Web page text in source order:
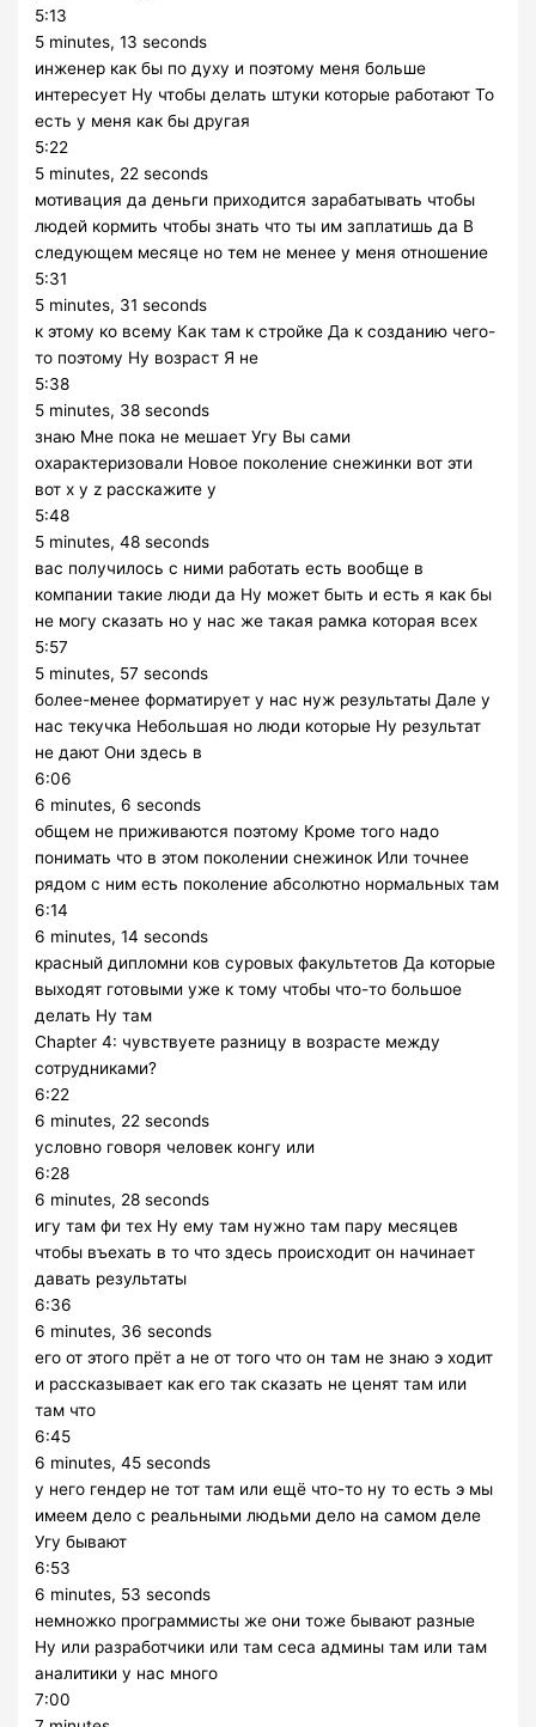
5:13
5 minutes, 13 seconds
инженер как бы по духу и поэтому меня больше
интересует Ну чтобы делать штуки которые работают То
есть у меня как бы другая
5:22
5 minutes, 22 seconds
мотивация да деньги приходится зарабатывать чтобы
людей кормить чтобы знать что ты им заплатишь да В
следующем месяце но тем не менее у меня отношение
5:31
5 minutes, 31 seconds
к этому ко всему Как там к стройке Да к созданию чего-
то поэтому Ну возраст Я не
5:38
5 minutes, 38 seconds
знаю Мне пока не мешает Угу Вы сами
охарактеризовали Новое поколение снежинки вот эти
вот x y z расскажите у
5:48
5 minutes, 48 seconds
вас получилось с ними работать есть вообще в
компании такие люди да Ну может быть и есть я как бы
не могу сказать но у нас же такая рамка которая всех
5:57
5 minutes, 57 seconds
более-менее форматирует у нас нуж результаты Дале у
нас текучка Небольшая но люди которые Ну результат
не дают Они здесь в
6:06
6 minutes, 6 seconds
общем не приживаются поэтому Кроме того надо
понимать что в этом поколении снежинок Или точнее
рядом с ним есть поколение абсолютно нормальных там
6:14
6 minutes, 14 seconds
красный дипломни ков суровых факультетов Да которые
выходят готовыми уже к тому чтобы что-то большое
делать Ну там
Chapter 4: чувствуете разницу в возрасте между
сотрудниками?
6:22
6 minutes, 22 seconds
условно говоря человек конгу или
6:28
6 minutes, 28 seconds
игу там фи тех Ну ему там нужно там пару месяцев
чтобы въехать в то что здесь происходит он начинает
давать результаты
6:36
6 minutes, 36 seconds
его от этого прёт а не от того что он там не знаю э ходит
и рассказывает как его так сказать не ценят там или
там что
6:45
6 minutes, 45 seconds
у него гендер не тот там или ещё что-то ну то есть э мы
имеем дело с реальными людьми дело на самом деле
Угу бывают
6:53
6 minutes, 53 seconds
немножко программисты же они тоже бывают разные
Ну или разработчики или там сеса админы там или там
аналитики у нас много
7:00